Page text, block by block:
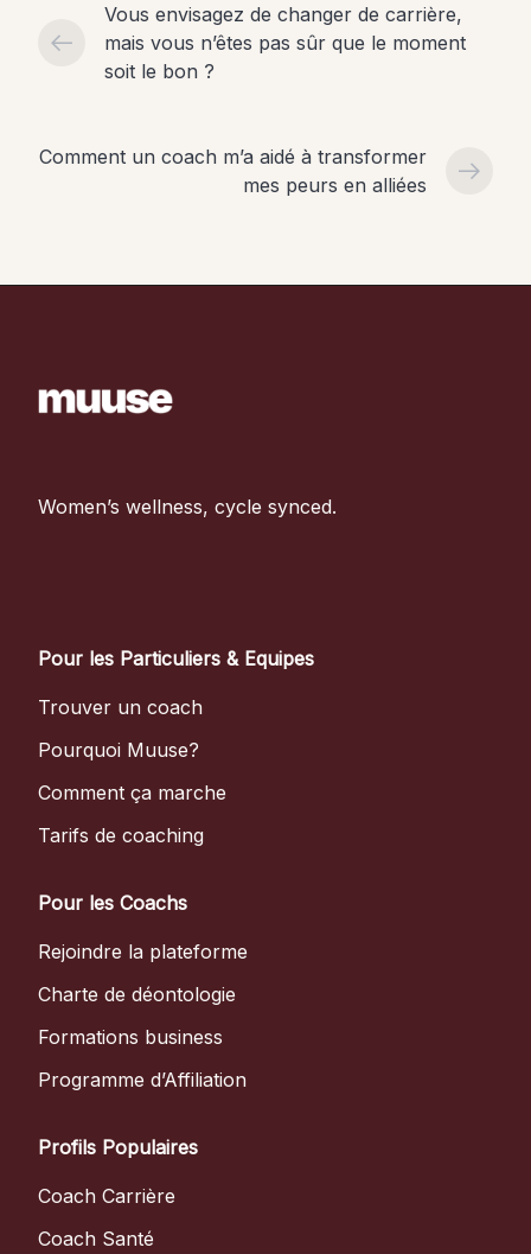
Vous envisagez de changer de carrière,
mais vous n’êtes pas sûr que le moment
soit le bon ?
Comment un coach m’a aidé à transformer
mes peurs en alliées
Women’s wellness, cycle synced.
Pour les Particuliers & Equipes
Trouver un coach
Pourquoi Muuse?
Comment ça marche
Tarifs de coaching
Pour les Coachs
Rejoindre la plateforme
Charte de déontologie
Formations business
Programme d’Affiliation
Profils Populaires
Coach Carrière
Coach Santé